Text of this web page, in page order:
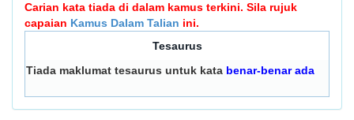
Carian kata tiada di dalam kamus terkini. Sila rujuk
capaian Kamus Dalam Talian ini.
Tesaurus
Tiada maklumat tesaurus untuk kata benar-benar ada